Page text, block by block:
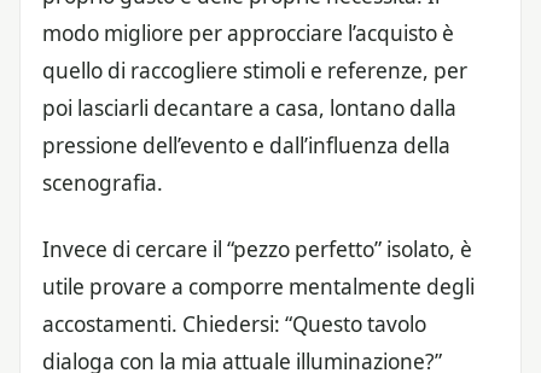
modo migliore per approcciare l’acquisto è
quello di raccogliere stimoli e referenze, per
poi lasciarli decantare a casa, lontano dalla
pressione dell’evento e dall’influenza della
scenografia.
Invece di cercare il “pezzo perfetto” isolato, è
utile provare a comporre mentalmente degli
accostamenti. Chiedersi: “Questo tavolo
dialoga con la mia attuale illuminazione?”